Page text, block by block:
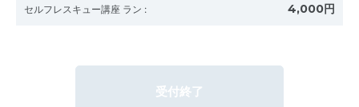
セルフレスキュー講座 ラン : 4,000円
受付終了